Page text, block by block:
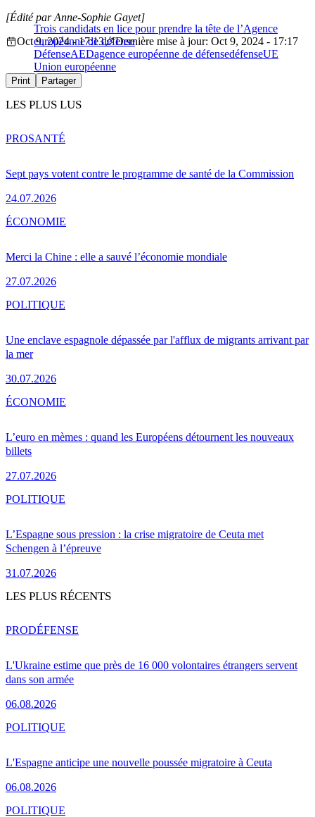
Trois candidats en lice pour prendre la tête de l’Agence
européenne de défense
[Édité par Anne-Sophie Gayet]
Oct 9, 2024 - 17:13
Dernière mise à jour: Oct 9, 2024 - 17:17
DéfenseAEDagence européenne de défensedéfenseUE
Union européenne
Print Partager
LES PLUS LUS
Sept pays votent contre le programme de santé de la Commission
24.07.2026
PROSANTÉ
Merci la Chine : elle a sauvé l’économie mondiale
27.07.2026
ÉCONOMIE
Une enclave espagnole dépassée par l'afflux de migrants arrivant par
la mer
30.07.2026
POLITIQUE
L’euro en mèmes : quand les Européens détournent les nouveaux
billets
27.07.2026
ÉCONOMIE
L’Espagne sous pression : la crise migratoire de Ceuta met
Schengen à l’épreuve
31.07.2026
POLITIQUE
LES PLUS RÉCENTS
L'Ukraine estime que près de 16 000 volontaires étrangers servent
dans son armée
06.08.2026
PRODÉFENSE
L'Espagne anticipe une nouvelle poussée migratoire à Ceuta
06.08.2026
POLITIQUE
POLITIQUE